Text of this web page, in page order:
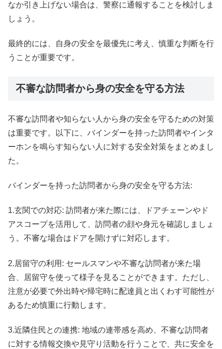
なか引き上げない場合は、警察に通報することを検討しま
しょう。
最終的には、自身の安全を最優先に考え、慎重な判断を行
うことが重要です。
不審な訪問者から身の安全を守る方法
不審な訪問者や知らない人から身の安全を守るための対策
は重要です。以下に、バインダーを持った訪問者やインタ
ーホンを鳴らす知らない人に対する安全対策をまとめまし
た。
バインダーを持った訪問者から身の安全を守る方法:
1.玄関での対応: 訪問者が来た際には、ドアチェーンやド
アスコープを活用して、訪問者の顔や身元を確認しましょ
う。不審な場合はドアを開けずに対応します。
2.居留守の利用: セールスマンや不審な訪問者が来た場
合、居留守を使って様子を見ることができます。ただし、
注意が必要で外出時や帰宅時に配達員と出くわす可能性が
あるため慎重に行動します。
3.近隣住民との連携: 地域の連帯感を高め、不審な訪問者
に対する情報交換や見守り活動を行うことで、共に安全を